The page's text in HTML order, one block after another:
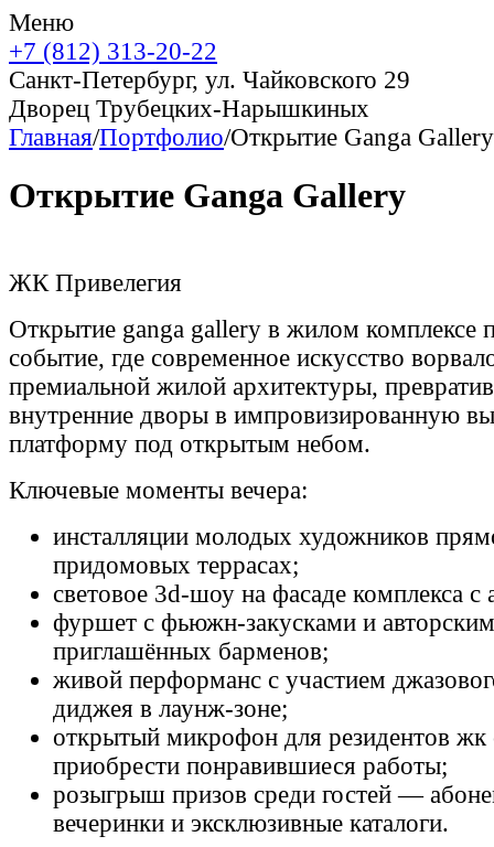
Меню
+7 (812) 313-20-22
Санкт-Петербург, ул. Чайковского 29
Дворец Трубецких-Нарышкиных
Главная/Портфолио/Открытие Ganga Gallery
Открытие Ganga Gallery
ЖК Привелегия
Открытие ganga gallery в жилом комплексе
событие, где современное искусство
премиальной жилой архитектуры,
внутренние дворы в импровизированную
платформу под открытым небом.
Ключевые моменты вечера:
инсталляции молодых художников
придомовых террасах;
световое 3d-шоу на фасаде комплекса с
фуршет с фьюжн-закусками и
приглашённых барменов;
живой перформанс с участием
диджея в лаунж-зоне;
открытый микрофон для резидентов
приобрести понравившиеся работы;
розыгрыш призов среди гостей —
вечеринки и эксклюзивные каталоги.